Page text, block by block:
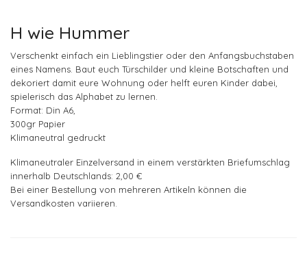
H wie Hummer
Verschenkt einfach ein Lieblingstier oder den Anfangsbuchstaben
eines Namens. Baut euch Türschilder und kleine Botschaften und
dekoriert damit eure Wohnung oder helft euren Kinder dabei,
spielerisch das Alphabet zu lernen.
Format: Din A6,
300gr Papier
Klimaneutral gedruckt
Klimaneutraler Einzelversand in einem verstärkten Briefumschlag
innerhalb Deutschlands: 2,00 €
Bei einer Bestellung von mehreren Artikeln können die
Versandkosten variieren.